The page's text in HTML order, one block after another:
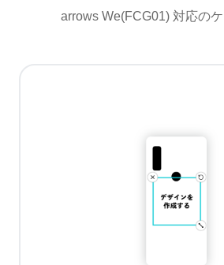
arrows We(FCG01) 対応の